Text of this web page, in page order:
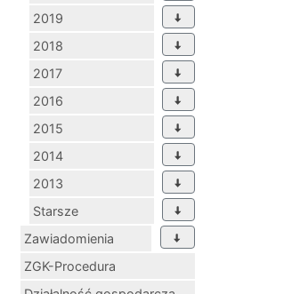
2019
2018
2017
2016
2015
2014
2013
Starsze
Zawiadomienia
ZGK-Procedura